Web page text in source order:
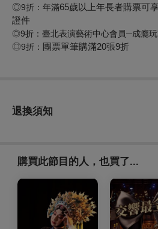
◎9折 ：年滿65歲以上年長者購票可
證件
◎9折： 臺北表演藝術中心會員─成癮
◎9折 ： 團票單筆購滿20張9折
退換須知
購買此節目的人，也買了...